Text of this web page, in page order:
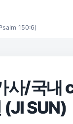
150:6)
사/국내
SUN)